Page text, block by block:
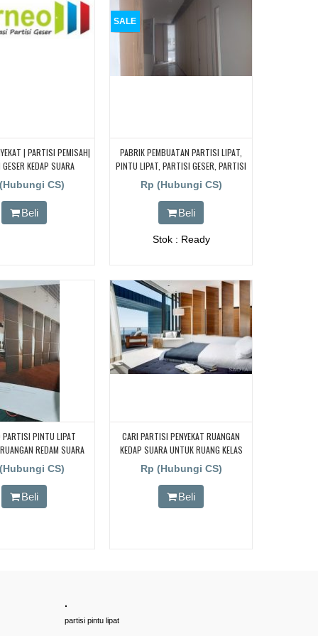
| PARTISI PEMISAH|
KEDAP SUARA
CS)
Beli
SALE
PABRIK PEMBUATAN PARTISI LIPAT,
PINTU LIPAT, PARTISI GESER, PARTISI
KEDAP SUARA, PARTISI PENYEKAT
RUANGAN
Rp (Hubungi CS)
Beli
Stok : Ready
PARTISI PINTU LIPAT
REDAM SUARA
OFFICE, DAN MINI HALL
CS)
Beli
CARI PARTISI PENYEKAT RUANGAN
KEDAP SUARA UNTUK RUANG KELAS
KAMPUS, CARI PARTISI PENYEKAT
RUANGAN KEDAP SUARA UNTUK
RUANG KELAS KAMPUS, CARI PARTISI
PENYEKAT RUANGAN KEDAP SUARA
Rp (Hubungi CS)
Beli
.
partisi pintu lipat